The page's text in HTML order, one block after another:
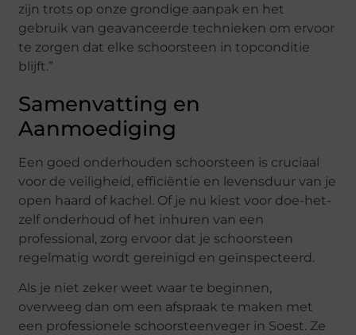
zijn trots op onze grondige aanpak en het
gebruik van geavanceerde technieken om ervoor
te zorgen dat elke schoorsteen in topconditie
blijft.”
Samenvatting en
Aanmoediging
Een goed onderhouden schoorsteen is cruciaal
voor de veiligheid, efficiëntie en levensduur van je
open haard of kachel. Of je nu kiest voor doe-het-
zelf onderhoud of het inhuren van een
professional, zorg ervoor dat je schoorsteen
regelmatig wordt gereinigd en geïnspecteerd.
Als je niet zeker weet waar te beginnen,
overweeg dan om een afspraak te maken met
een professionele schoorsteenveger in Soest. Ze